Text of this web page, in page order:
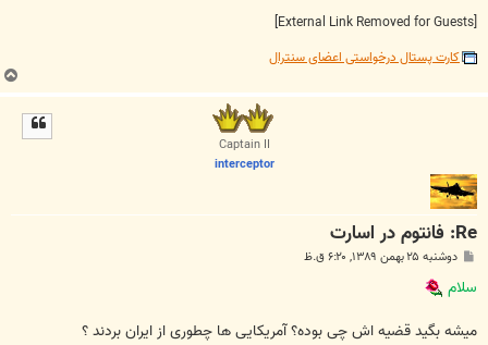
[External Link Removed for Guests]
کارت پستال درخواستی اعضای سنترال
Captain II
interceptor
Re: فانتوم در اسارت
ت
دوشنبه ۲۵ بهمن ۱۳۸۹, ۶:۲۰ ق.ظ
سلام
میشه بگید قضیه اش چی بوده؟ آمریکایی ها چطوری از ایران بردند ؟